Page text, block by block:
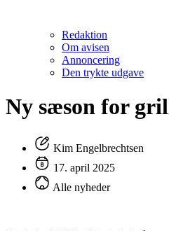
Redaktion
Om avisen
Annoncering
Den trykte udgave
Ny sæson for
Kim Engelbrechtsen
17. april 2025
Alle nyheder